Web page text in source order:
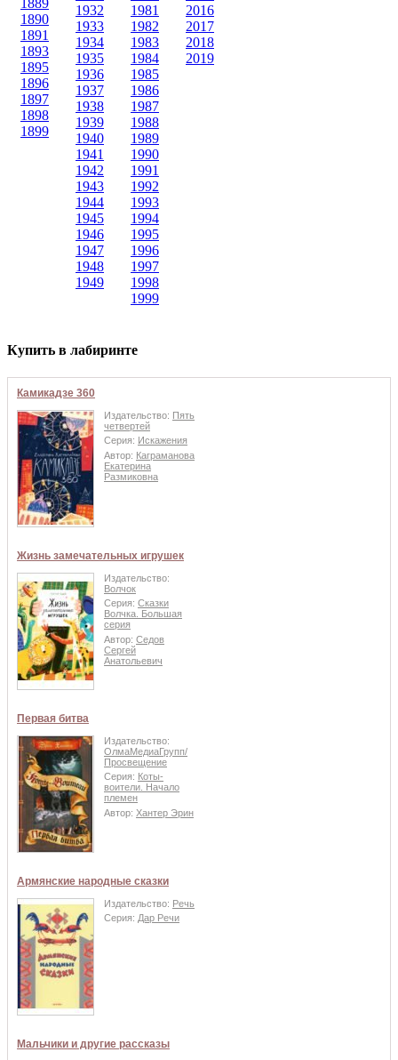
1890
1891
1893
1895
1896
1897
1898
1899
1932
1933
1934
1935
1936
1937
1938
1939
1940
1941
1942
1943
1944
1945
1946
1947
1948
1949
1981
1982
1983
1984
1985
1986
1987
1988
1989
1990
1991
1992
1993
1994
1995
1996
1997
1998
1999
2016
2017
2018
2019
Купить в лабиринте
Камикадзе 360
Издательство: Пять
четвертей
Серия: Искажения
Автор: Каграманова
Екатерина
Размиковна
Жизнь замечательных игрушек
Издательство:
Волчок
Серия: Сказки
Волчка. Большая
серия
Автор: Седов
Сергей
Анатольевич
Первая битва
Издательство:
ОлмаМедиаГрупп/
Просвещение
Серия: Коты-
воители. Начало
племен
Автор: Хантер Эрин
Армянские народные сказки
Издательство: Речь
Серия: Дар Речи
Мальчики и другие рассказы